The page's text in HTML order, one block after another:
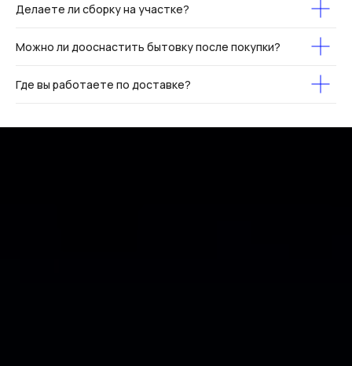
Делаете ли сборку на участке?
Можно ли дооснастить бытовку после покупки?
Где вы работаете по доставке?